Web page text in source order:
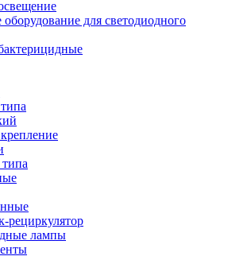
для светодиодного
рециркулятор
лампы